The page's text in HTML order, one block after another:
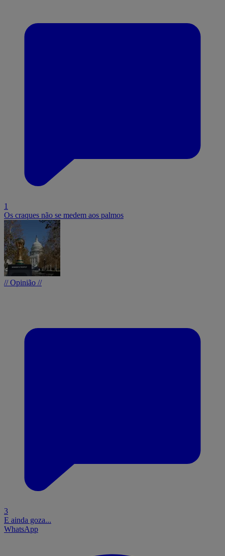
1
Os craques não se medem aos palmos
// Opinião //
3
E ainda goza...
WhatsApp